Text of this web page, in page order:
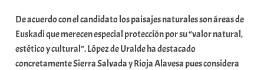
i
o
x
De acuerdo con el candidato los paisajes naturales son áreas de
Euskadi que merecen especial protección por su “valor natural,
estético y cultural”. López de Uralde ha destacado
concretamente Sierra Salvada y Rioja Alavesa pues considera